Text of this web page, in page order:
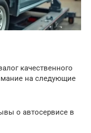
качественного
на следующие
о автосервисе в